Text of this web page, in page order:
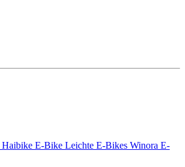
Haibike E-Bike Leichte E-Bikes Winora E-